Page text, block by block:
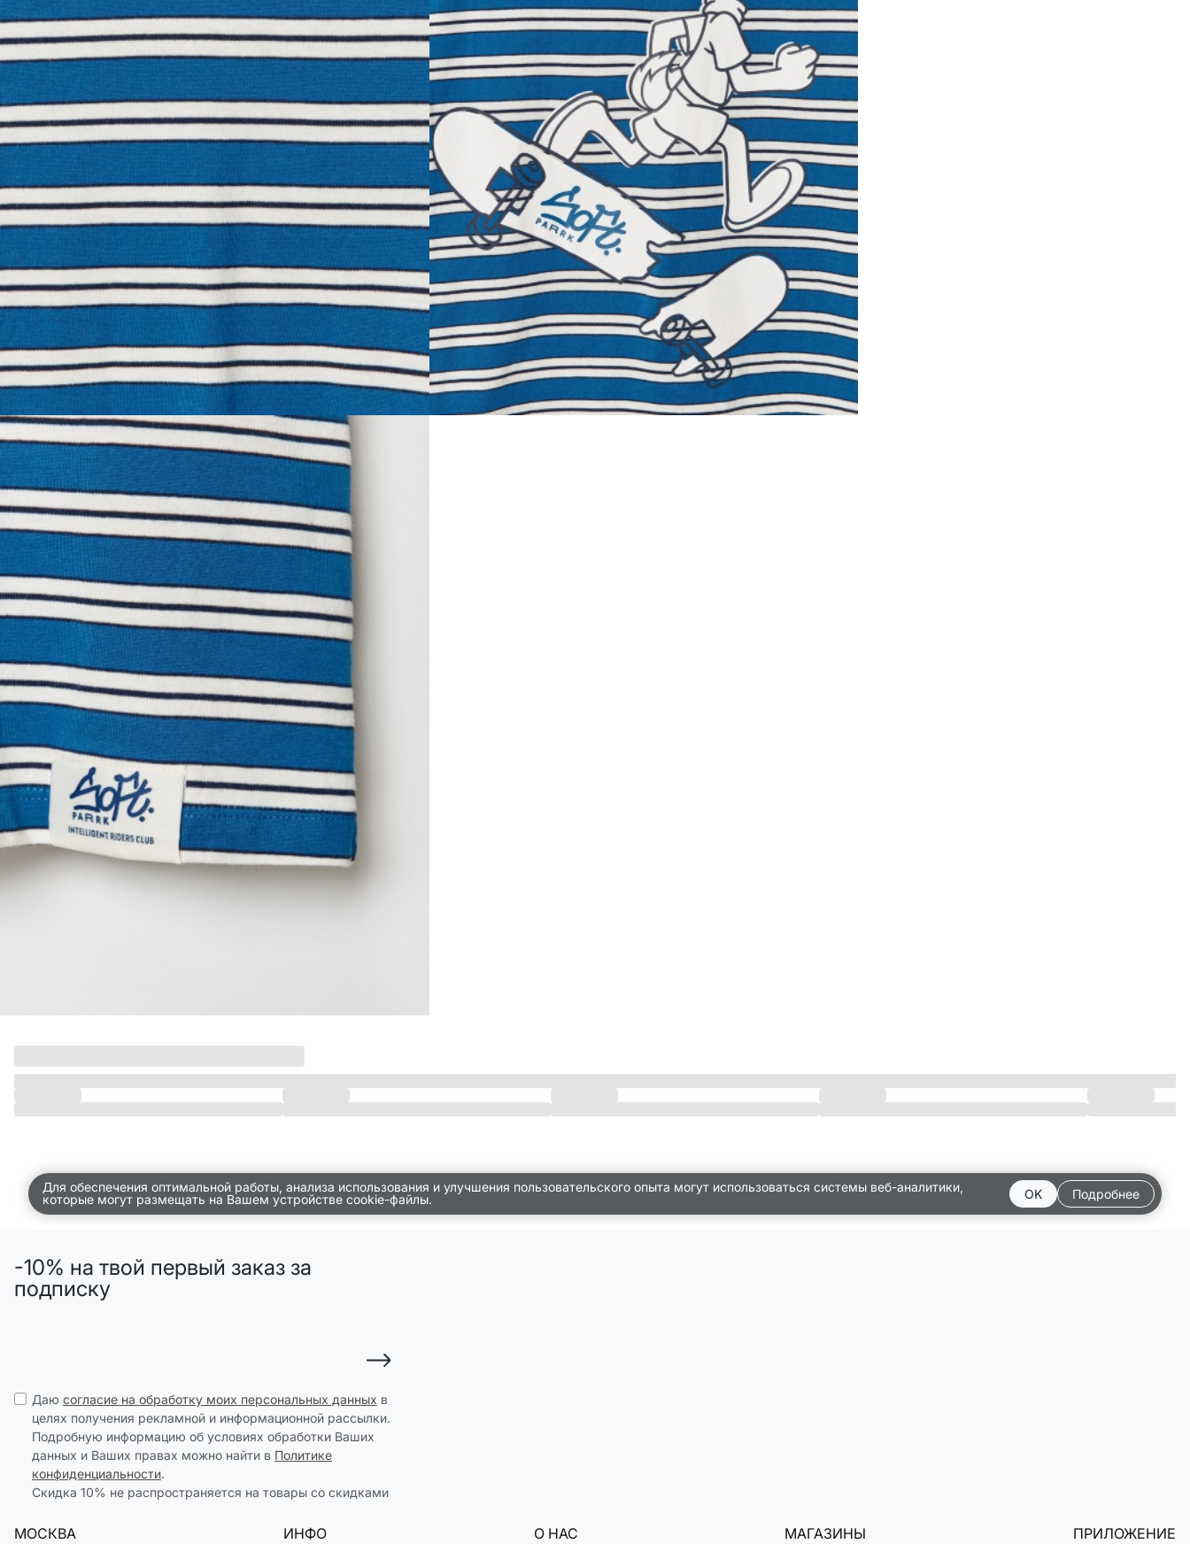
ПРИМЕРИТЬ ОНЛАЙН
SELA × HELLO KITTY
ДЕНИМ
РАСПРОДАЖА ДО -60%
ЛУКБУКИ
ПОДАРОЧНЫЕ СЕРТИФИКАТЫ
НА СЛУЧАЙ ПОНЕДЕЛЬНИКА
КОНСТРУКТОР ГАРДЕРОБА
НОВИНКИ
ОДЕЖДА
АКСЕССУАРЫ
SELA × МАЛЕНЬКИЙ ПРИНЦновое
ПРИМЕРИТЬ ОНЛАЙН
SELA × ЧЕБУРАШКА
SELA × СОЮЗМУЛЬТФИЛЬМ
SELA.PREMIUM
ДЕНИМ
СКОРО В ПРОДАЖЕ
РАСПРОДАЖА ДО -60%
ЛУКБУКИ
ПОДАРОЧНЫЕ СЕРТИФИКАТЫ
СКАНДИНАВСКОЕ ДЕТСТВО
ШКОЛА СКОРО
ЛЕГКО ГЛАДИТЬ
ДЕВОЧКИ
МАЛЬЧИКИ
МАЛЫШИтолько онлайн
ПОДАРОЧНЫЕ СЕРТИФИКАТЫ
КУПАЛЬНЫЙ СЕЗОН
ДЕКОР
АРОМАТЫ ДЛЯ ДОМА
ХРАНЕНИЕ
КАНЦЕЛЯРИЯ
ВАННАЯ
ПО КОМНАТАМ
РАСПРОДАЖА ДО -50%
доставка
инфо
Для обеспечения оптимальной работы, анализа использования и улучшения пользовательского опыта могут использоваться системы веб-аналитики,
которые могут размещать на Вашем устройстве cookie-файлы.
OK Подробнее
-10% на твой первый заказ за
подписку
Даю согласие на обработку моих персональных данных в
целях получения рекламной и информационной рассылки.
Подробную информацию об условиях обработки Ваших
данных и Ваших правах можно найти в Политике
конфиденциальности.
Скидка 10% не распространяется на товары со скидками
МОСКВА ИНФО О НАС МАГАЗИНЫ ПРИЛОЖЕНИЕ